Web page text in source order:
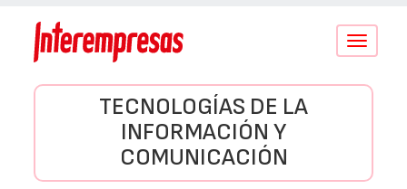
Conmutar
TECNOLOGÍAS DE LA
INFORMACIÓN Y
COMUNICACIÓN